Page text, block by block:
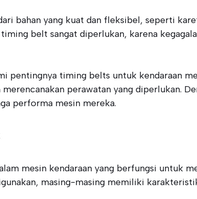
bahan yang kuat dan fleksibel, seperti
belt sangat diperlukan, karena
pentingnya timing belts untuk kendaraan
perawatan yang diperlukan.
performa mesin mereka.
mesin kendaraan yang berfungsi untuk
masing-masing memiliki